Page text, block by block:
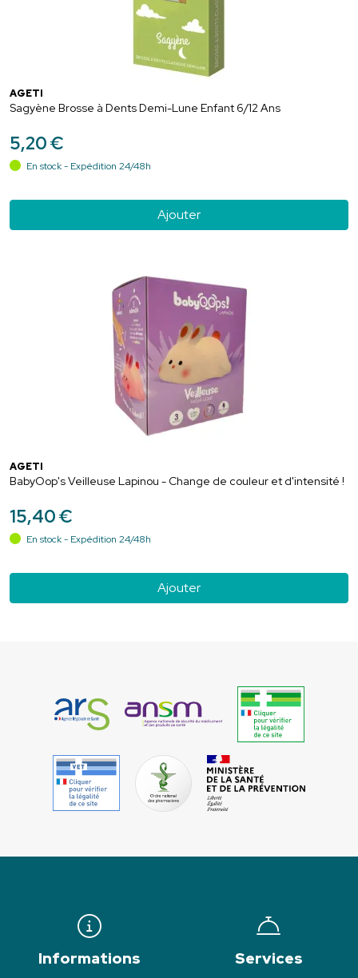
AGETI
Sagyène Brosse à Dents Demi-Lune Enfant 6/12 Ans
5,20€
En stock - Expédition 24/48h
Ajouter
AGETI
BabyOop's Veilleuse Lapinou - Change de couleur et d'intensité !
15,40€
En stock - Expédition 24/48h
Ajouter
Informations Services